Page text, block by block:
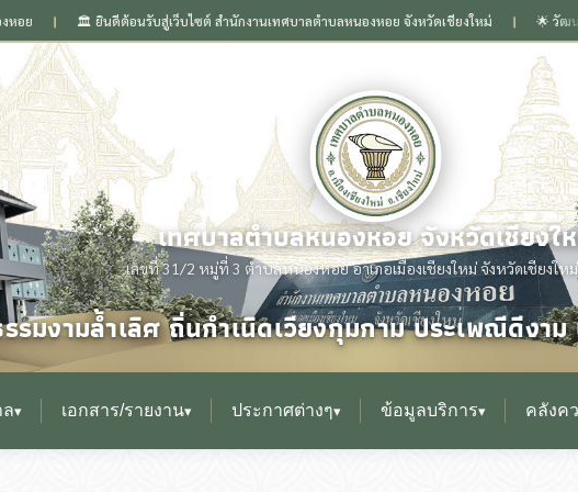
🏛️ ยินดีต้อนรับสู่เว็บไซต์ สำนักงานเทศบาลตำบลหนองหอย จังหวัดเชียงใหม่ ❙ 🌟 วัฒนธรรมงา
เทศบาลตำบลหนองหอย จังหวัดเชียงใ
เลขที่ 31/2 หมู่ที่ 3 ตำบลหนองหอย อำเภอเมืองเชียงใหม่ จังหวัดเชียงให
มงามล้ำเลิศ ถิ่นกำเนิดเวียงกุมกาม ประเพณีดีงา
ล▾ เอกสาร/รายงาน▾ ประกาศต่างๆ▾ ข้อมูลบริการ▾ คลังค